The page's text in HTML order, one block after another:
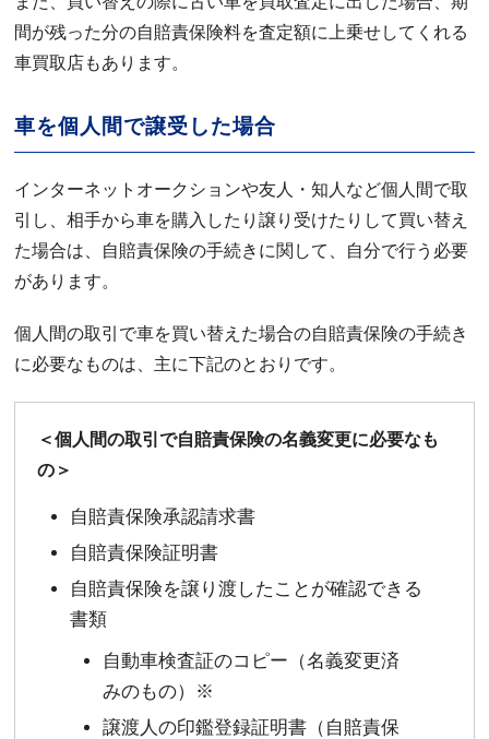
間が残った分の自賠責保険料を査定額に上乗せしてくれる
車買取店もあります。
車を個人間で譲受した場合
インターネットオークションや友人・知人など個人間で取
引し、相手から車を購入したり譲り受けたりして買い替え
た場合は、自賠責保険の手続きに関して、自分で行う必要
があります。
個人間の取引で車を買い替えた場合の自賠責保険の手続き
に必要なものは、主に下記のとおりです。
＜個人間の取引で自賠責保険の名義変更に必要なも
の＞
自賠責保険承認請求書
自賠責保険証明書
自賠責保険を譲り渡したことが確認できる
書類
自動車検査証のコピー（名義変更済
みのもの）※
譲渡人の印鑑登録証明書（自賠責保